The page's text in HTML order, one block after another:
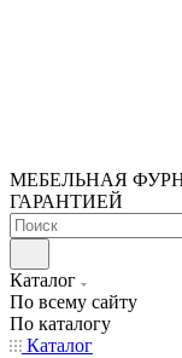
МЕБЕЛЬНАЯ
ГАРАНТИЕЙ
Каталог
По всему сайту
По каталогу
Каталог